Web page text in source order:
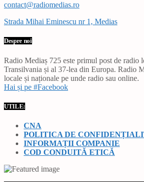
contact@radiomedias.ro
Strada Mihai Eminescu nr 1, Medias
Despre noi
Radio Mediaș 725 este primul post de radio
Transilvania și al 37-lea din Europa. Radio
locale și naționale pe unde radio sau online.
Hai și pe #Facebook
UTILE:
CNA
POLITICA DE
INFORMAȚII COMPANIE
COD CONDUITĂ ETICĂ